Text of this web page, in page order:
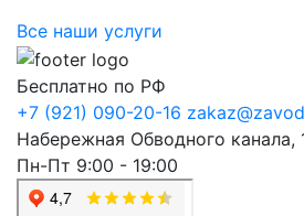
Все наши услуги
Бесплатно по РФ
+7 (921) 090-20-16
Набережная Обводного канала,
Пн-Пт 9:00 - 19:00